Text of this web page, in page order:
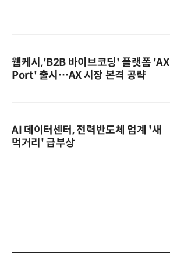
웹케시,'B2B 바이브코딩' 플랫폼 'AX
Port' 출시…AX 시장 본격 공략
AI 데이터센터, 전력반도체 업계 '새
먹거리' 급부상